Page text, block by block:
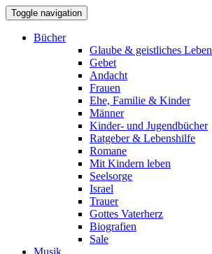
Toggle navigation
Bücher
Glaube & geistliches Leben
Gebet
Andacht
Frauen
Ehe, Familie & Kinder
Männer
Kinder- und Jugendbücher
Ratgeber & Lebenshilfe
Romane
Mit Kindern leben
Seelsorge
Israel
Trauer
Gottes Vaterherz
Biografien
Sale
Musik